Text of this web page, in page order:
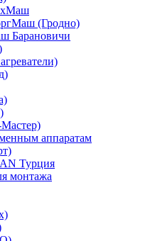
(Гродно)
Барановичи
аппаратам
Турция
монтажа